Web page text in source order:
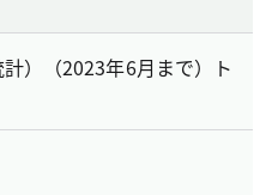
）（2023年6月まで）ト